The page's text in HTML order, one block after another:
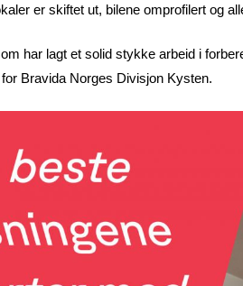
er skiftet ut, bilene omprofilert og
har lagt et solid stykke arbeid i
Bravida Norges Divisjon Kysten.